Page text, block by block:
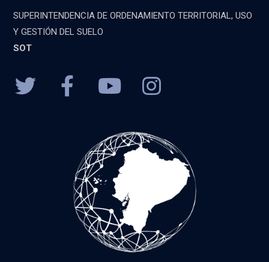
SUPERINTENDENCIA DE ORDENAMIENTO TERRITORIAL, USO
Y GESTIÓN DEL SUELO
SOT